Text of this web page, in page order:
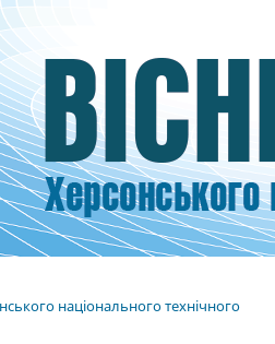
національного технічного